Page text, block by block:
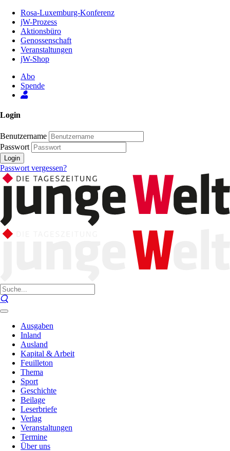
Inhalt
Seite
Rosa-Luxemburg-Konferenz
jW-Prozess
Aktionsbüro
Genossenschaft
Veranstaltungen
jW-Shop
Abo
Spende
Login
Benutzername
Passwort
Login
Passwort vergessen?
Ausgaben
Inland
Ausland
Kapital & Arbeit
Feuilleton
Thema
Sport
Geschichte
Beilage
Leserbriefe
Verlag
Veranstaltungen
Termine
Über uns